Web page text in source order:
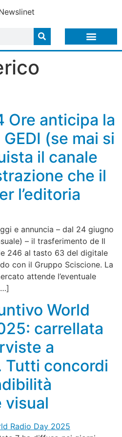
Ore anticipa la
(se mai si
il canale
che il
l’editoria
e annuncia – dal 24 giugno
– il trasferimento de Il
246 al tasto 63 del digitale
con il Gruppo Sciscione. La
attende l’eventuale
World
carrellata
a
Tutti concordi
visual